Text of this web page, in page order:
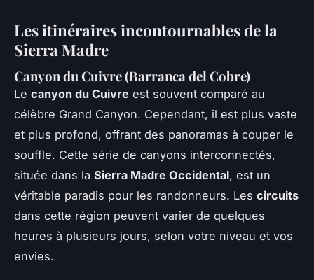
Les itinéraires incontournables de la
Sierra Madre
Canyon du Cuivre (Barranca del Cobre)
Le canyon du Cuivre est souvent comparé au
célèbre Grand Canyon. Cependant, il est plus vaste
et plus profond, offrant des panoramas à couper le
souffle. Cette série de canyons interconnectés,
située dans la Sierra Madre Occidental, est un
véritable paradis pour les randonneurs. Les circuits
dans cette région peuvent varier de quelques
heures à plusieurs jours, selon votre niveau et vos
envies.